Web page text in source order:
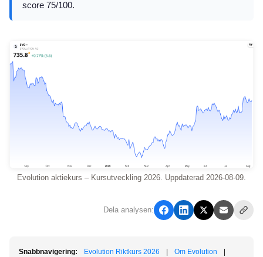
score 75/100.
Evolution aktiekurs – Kursutveckling 2026. Uppdaterad 2026-08-09.
Dela analysen:
Snabbnavigering: Evolution Riktkurs 2026 Om Evolution